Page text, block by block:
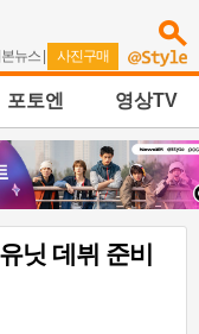
뉴스 | 사진구매
포토엔 영상TV
닛 데뷔 준비